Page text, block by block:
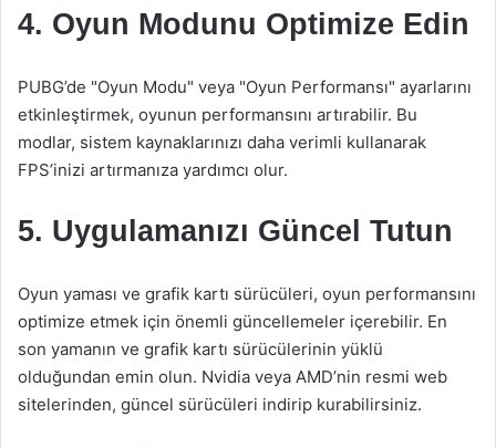
4. Oyun Modunu Optimize Edin
PUBG’de "Oyun Modu" veya "Oyun Performansı" ayarlarını
etkinleştirmek, oyunun performansını artırabilir. Bu
modlar, sistem kaynaklarınızı daha verimli kullanarak
FPS’inizi artırmanıza yardımcı olur.
5. Uygulamanızı Güncel Tutun
Oyun yaması ve grafik kartı sürücüleri, oyun performansını
optimize etmek için önemli güncellemeler içerebilir. En
son yamanın ve grafik kartı sürücülerinin yüklü
olduğundan emin olun. Nvidia veya AMD’nin resmi web
sitelerinden, güncel sürücüleri indirip kurabilirsiniz.